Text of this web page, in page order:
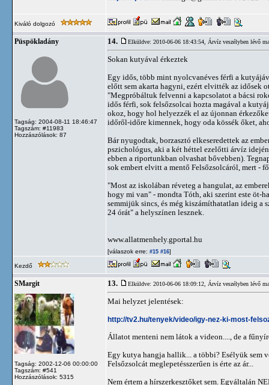
Kiváló dolgozó
Püspökladány
Tagság: 2004-08-11 18:46:47
Tagszám: #11983
Hozzászólások: 87
14. Elküldve: 2010-06-06 18:43:54, Árvíz veszélyben lévő
Sokan kutyával érkeztek
Egy idős, több mint nyolcvanéves férfi a
előtt sem akarta hagyni, ezért elvitték az idősek
"Megpróbáltuk felvenni a kapcsolatot a bácsi
idős férfi, sok felsőzsolcai hozta magával a
okoz, hogy hol helyezzék el az újonnan
időről-időre kimennek, hogy oda kössék őket,
Bár nyugodtak, borzasztó elkeseredettek az
pszichológus, aki a két héttel ezelőtti árvíz
ebben a riportunkban olvashat bővebben).
sok embert elvitt a mentő Felsőzsolcáról, mert -
"Most az iskolában réveteg a hangulat, az
hogy mi van" - mondta Tóth, aki szerint este öt-
semmijük sincs, és még kiszámíthatatlan ideig a
24 órát" a helyszínen lesznek.
www.allatmenhely.gportal.hu
[válaszok erre: #15 #16]
Kezdő
SMargit
Tagság: 2002-12-06 00:00:00
Tagszám: #541
Hozzászólások: 5315
13. Elküldve: 2010-06-06 18:09:12, Árvíz veszélyben lévő
Mai helyzet jelentések:
http://tv2.hu/tenyek/video/igy-nez-ki-most-
Állatot menteni nem látok a videon...., de a
Egy kutya hangja hallik... a többi? Esélyük sem
Felsőzsolcát meglepetésszerűen is érte az ár...
Nem értem a hírszerkesztőket sem. Egyáltalán